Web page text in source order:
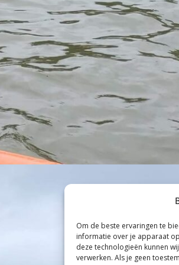
Om de beste ervaringen te
informatie over je apparaat
deze technologieën kunnen
verwerken. Als je geen